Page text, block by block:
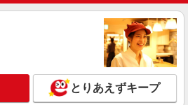
詳細を見る
会社 メディカルケア事業部/仙台オフィ
無資格OKの介護スタッフ
1,280円〜1,380円 ★週払いOK（規定あ
とりあえずキープ